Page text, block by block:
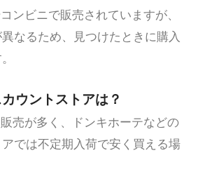
ンビニで販売されていますが、
なるため、見つけたときに購入
ウントストアは？
売が多く、ドンキホーテなどの
では不定期入荷で安く買える場